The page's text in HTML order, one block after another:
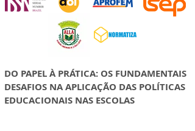
DO PAPEL À PRÁTICA: OS FUNDAMENTAIS
DESAFIOS NA APLICAÇÃO DAS POLÍTICAS
EDUCACIONAIS NAS ESCOLAS